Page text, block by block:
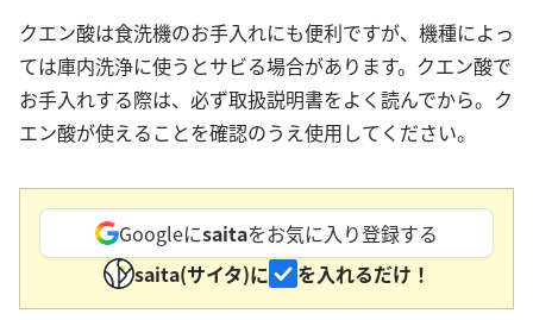
クエン酸は食洗機のお手入れにも便利ですが、機種によっ
ては庫内洗浄に使うとサビる場合があります。クエン酸で
お手入れする際は、必ず取扱説明書をよく読んでから。ク
エン酸が使えることを確認のうえ使用してください。
Googleにsaitaをお気に入り登録する
saita(サイタ)に
を入れるだけ！